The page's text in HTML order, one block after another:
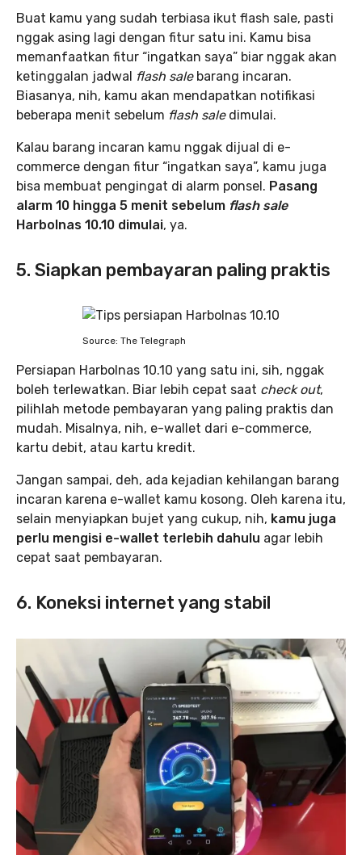
Buat kamu yang sudah terbiasa ikut flash sale, pasti
nggak asing lagi dengan fitur satu ini. Kamu bisa
memanfaatkan fitur “ingatkan saya” biar nggak akan
ketinggalan jadwal flash salebarang incaran.
Biasanya, nih, kamu akan mendapatkan notifikasi
beberapa menit sebelum flash saledimulai.
Kalau barang incaran kamu nggak dijual di e-
commerce dengan fitur “ingatkan saya”, kamu juga
bisa membuat pengingat di alarm ponsel. Pasang
alarm 10 hingga 5 menit sebelum flash sale
Harbolnas 10.10 dimulai, ya.
5. Siapkan pembayaran paling praktis
Source: The Telegraph
Persiapan Harbolnas 10.10 yang satu ini, sih, nggak
boleh terlewatkan. Biar lebih cepat saat check out,
pilihlah metode pembayaran yang paling praktis dan
mudah. Misalnya, nih, e-wallet dari e-commerce,
kartu debit, atau kartu kredit.
Jangan sampai, deh, ada kejadian kehilangan barang
incaran karena e-wallet kamu kosong. Oleh karena itu,
selain menyiapkan bujet yang cukup, nih, kamu juga
perlu mengisi e-wallet terlebih dahulu agar lebih
cepat saat pembayaran.
6. Koneksi internet yang stabil